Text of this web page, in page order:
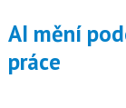
AI mění podobu pracovišť i samotné
práce